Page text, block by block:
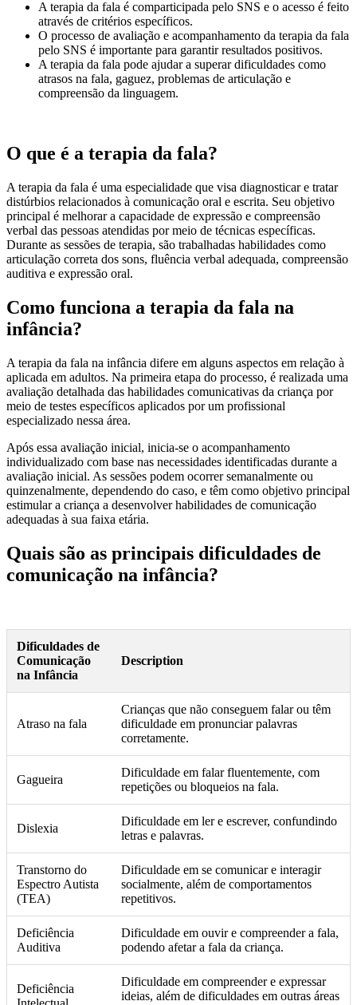
A terapia da fala é comparticipada pelo SNS e o acesso é feito
através de critérios específicos.
O processo de avaliação e acompanhamento da terapia da fala
pelo SNS é importante para garantir resultados positivos.
A terapia da fala pode ajudar a superar dificuldades como
atrasos na fala, gaguez, problemas de articulação e
compreensão da linguagem.
O que é a terapia da fala?
A terapia da fala é uma especialidade que visa diagnosticar e tratar
distúrbios relacionados à comunicação oral e escrita. Seu objetivo
principal é melhorar a capacidade de expressão e compreensão
verbal das pessoas atendidas por meio de técnicas específicas.
Durante as sessões de terapia, são trabalhadas habilidades como
articulação correta dos sons, fluência verbal adequada, compreensão
auditiva e expressão oral.
Como funciona a terapia da fala na
infância?
A terapia da fala na infância difere em alguns aspectos em relação à
aplicada em adultos. Na primeira etapa do processo, é realizada uma
avaliação detalhada das habilidades comunicativas da criança por
meio de testes específicos aplicados por um profissional
especializado nessa área.
Após essa avaliação inicial, inicia-se o acompanhamento
individualizado com base nas necessidades identificadas durante a
avaliação inicial. As sessões podem ocorrer semanalmente ou
quinzenalmente, dependendo do caso, e têm como objetivo principal
estimular a criança a desenvolver habilidades de comunicação
adequadas à sua faixa etária.
Quais são as principais dificuldades de
comunicação na infância?
Dificuldades de
Comunicação
na Infância
Description
Atraso na fala
Crianças que não conseguem falar ou têm
dificuldade em pronunciar palavras
corretamente.
Gagueira
Dificuldade em falar fluentemente, com
repetições ou bloqueios na fala.
Dislexia
Dificuldade em ler e escrever, confundindo
letras e palavras.
Transtorno do
Espectro Autista
(TEA)
Dificuldade em se comunicar e interagir
socialmente, além de comportamentos
repetitivos.
Deficiência
Auditiva
Dificuldade em ouvir e compreender a fala,
podendo afetar a fala da criança.
Deficiência
Dificuldade em compreender e expressar
ideias, além de dificuldades em outras áreas